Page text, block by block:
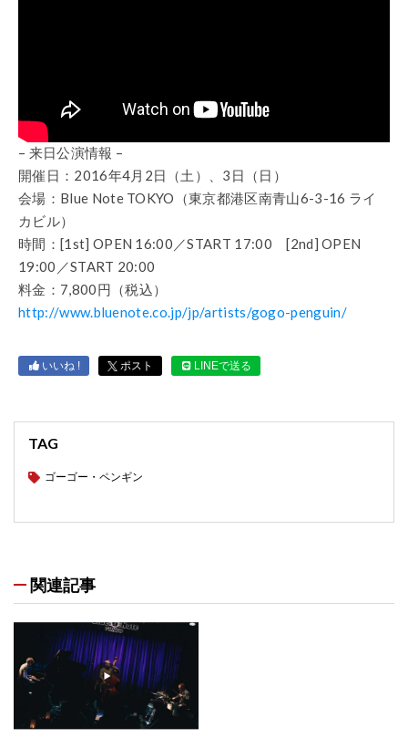
– 来日公演情報 –
開催日：2016年4月2日（土）、3日（日）
会場：Blue Note TOKYO（東京都港区南青山6-3-16 ライ
カビル）
時間：[1st] OPEN 16:00／START 17:00 [2nd] OPEN
19:00／START 20:00
料金：7,800円（税込）
http://www.bluenote.co.jp/jp/artists/gogo-penguin/
いいね ! ポスト LINEで送る
TAG
ゴーゴー・ペンギン
関連記事